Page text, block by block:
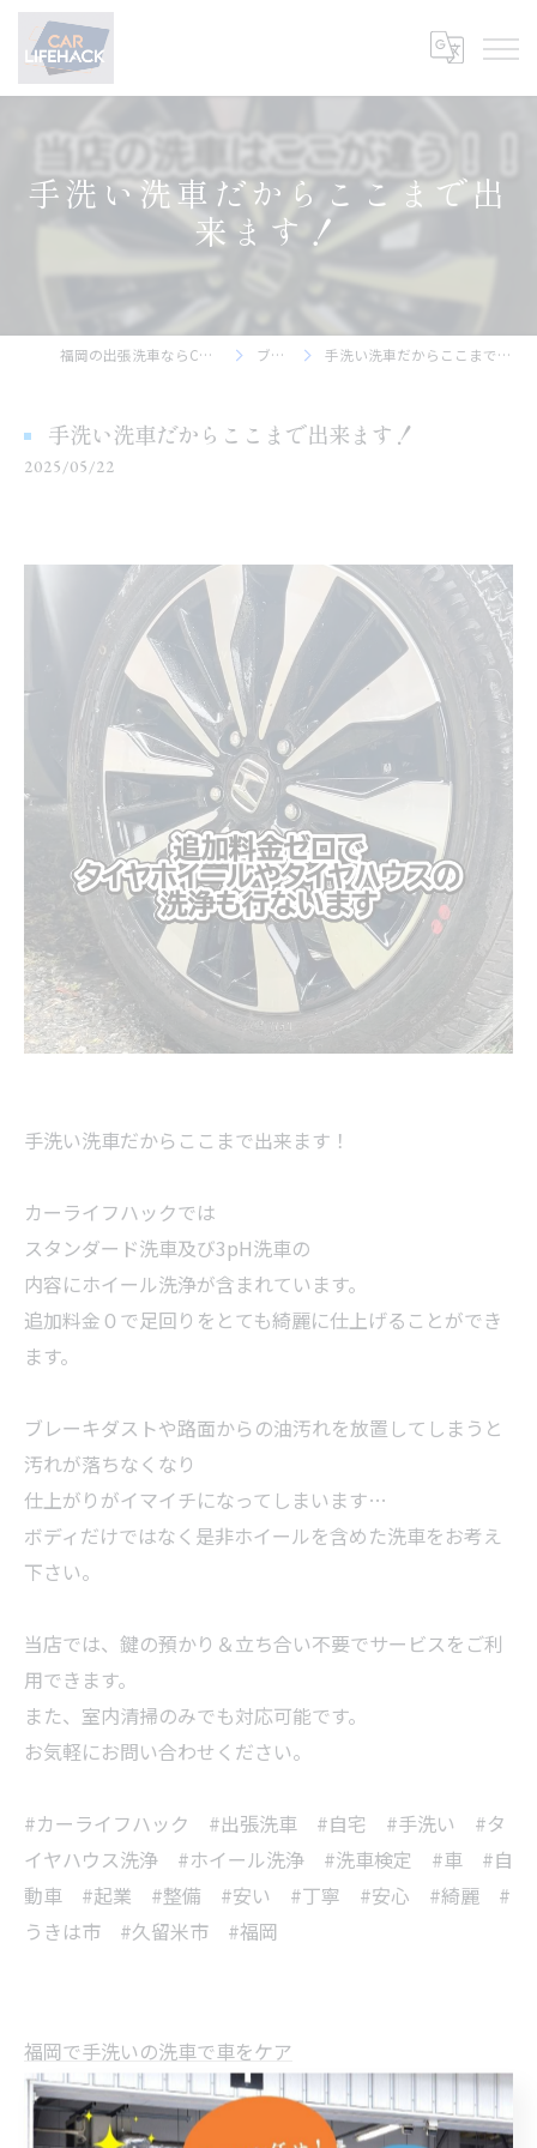
手洗い洗車だからここまで出
来ます！
福岡の出張洗車ならCar Lifehack ブログ 手洗い洗車だからここまで出来ます！
手洗い洗車だからここまで出来ます！
2025/05/22
手洗い洗車だからここまで出来ます！
カーライフハックでは
スタンダード洗車及び3pH洗車の
内容にホイール洗浄が含まれています。
追加料金０で足回りをとても綺麗に仕上げることができ
ます。
ブレーキダストや路面からの油汚れを放置してしまうと
汚れが落ちなくなり
仕上がりがイマイチになってしまいます…
ボディだけではなく是非ホイールを含めた洗車をお考え
下さい。
当店では、鍵の預かり＆立ち合い不要でサービスをご利
用できます。
また、室内清掃のみでも対応可能です。
お気軽にお問い合わせください。
#カーライフハック #出張洗車 #自宅 #手洗い #タ
イヤハウス洗浄 #ホイール洗浄 #洗車検定 #車 #自
動車 #起業 #整備 #安い #丁寧 #安心 #綺麗 #
うきは市 #久留米市 #福岡
福岡で手洗いの洗車で車をケア
手洗い